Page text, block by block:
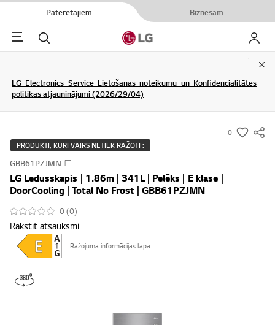
Patērētājiem Biznesam
Menu Meklēt Mans
LG Electronics Service Lietošanas noteikumu un Konfidencialitātes
politikas atjauninājumi (2026/29/04)
0
s
PRODUKTI, KURI VAIRS NETIEK RAŽOTI :
GBB61PZJMN
LG Ledusskapis | 1.86m | 341L | Pelēks | E klase |
DoorCooling | Total No Frost | GBB61PZJMN
0 (0)
Rakstīt atsauksmi
Ražojuma informācijas lapa